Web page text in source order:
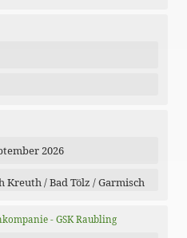
2026
Kreuth / Bad Tölz / Garmisch
- GSK Raubling